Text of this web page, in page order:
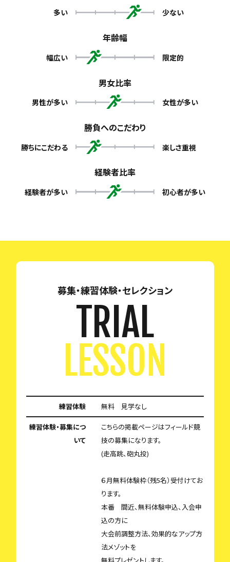
多い 少ない
年齢幅
幅広い 限定的
男女比率
男性が多い 女性が多い
勝負へのこだわり
勝ちにこだわる 楽しさ重視
経験者比率
経験者が多い 初心者が多い
募集・練習体験・セレクション
TRIAL
LESSON
練習体験 無料 見学なし
練習体験・募集につ
いて
こちらの掲載ページはフィールド競
技の募集になります。
(走高跳、砲丸投)
６月無料体験枠（残5名）受付けてお
ります。
本番 間近、無料体験申込、入会申
込の方に
大会前調整方法、効果的なアップ方
法メゾットを